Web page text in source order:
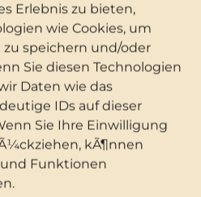
Erlebnis zu bieten,
wie Cookies, um
speichern und/oder
Sie diesen Technologien
Daten wie das
IDs auf dieser
Sie Ihre Einwilligung
kÃ¶nnen
Funktionen